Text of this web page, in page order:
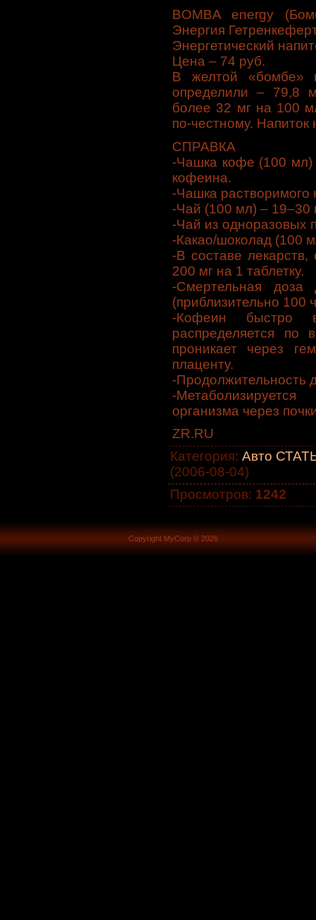
BOMBA energy
Энергия
Энергетический
Цена – 74 руб.
В желтой «бомбе»
определили – 79,8
более 32 мг на 100
по-честному.
СПРАВКА
-Чашка кофе (100 мл)
кофеина.
-Чашка растворимого
-Чай (100 мл) – 19–30
-Чай из одноразовых
-Какао/шоколад (100
-В составе
200 мг на 1 таблетку.
-Смертельная
(приблизительно 100
-Кофеин быстро
распределяется по
проникает через
плаценту.
-Продолжительность
-
организма через
ZR.RU
Категория: Авто
(2006-08-04)
Просмотров: 1242
Copyright MyCorp © 2026